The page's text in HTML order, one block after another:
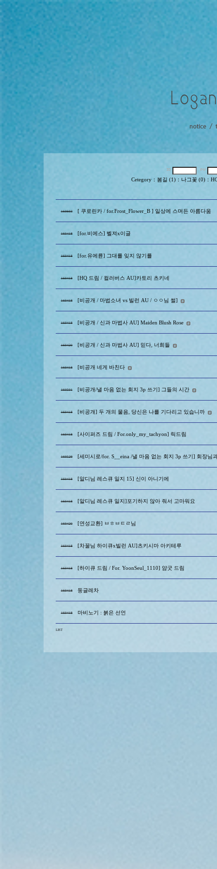
Cetegory： 봄길 (1)： 나그꽃 (0)：
160603 [ 쿠로린카 / for.Frost_Flower_B ] 일상에 스며든 아름다움
160418 [for.비에스] 벨져x이글
160418 [for.유에륜] 그대를 잊지 않기를
160418 [HQ 드림 / 컬러버스 AU]카토리 츠키네
160418 [비공개 / 마법소녀 vs 빌런 AU / ㅇㅇ님 썰]
160418 [비공개 / 신과 마법사 AU] Maiden Blush Rose
160420 [비공개 / 신과 마법사 AU] 믿다, 너희들
160418 [비공개 네게 바친다
160501 [비공개/낼 마음 없는 회지 3p 쓰기] 그들의 시간
160418 [비공개] 두 개의 물음, 당신은 나를 기다리고 있습니까
160418 [사이퍼즈 드림 / For.only_my_tachyon] 릭드림
160529 [세미시로/for. S__eina /낼 마음 없는 회지 3p 쓰기] 회장님
160418 [알디님 레스큐 일지 15] 신이 아니기에
160418 [알디님 레스큐 일지]포기하지 않아 줘서 고마워요
160420 [연성교환] ㅂㅎㅂㅌㄹ님
160418 [차꿀님 하이큐x빌런 AU]츠키시마 아키테루
160418 [하이큐 드림 / For. YoonSeul_1110] 얌굿 드림
160418 둥글레차
160418 마비노기 : 붉은 선언
LIST